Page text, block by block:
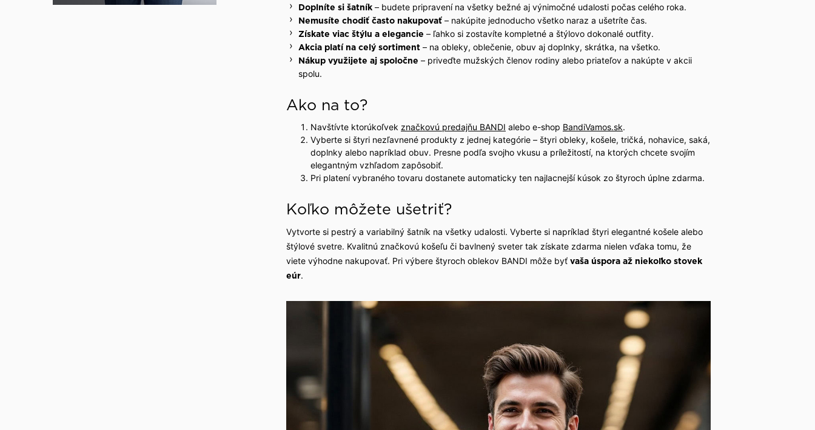
Doplníte si šatník – budete pripravení na všetky bežné aj výnimočné udalosti počas celého roka.
Nemusíte chodiť často nakupovať – nakúpite jednoducho všetko naraz a ušetríte čas.
Získate viac štýlu a elegancie – ľahko si zostavíte kompletné a štýlovo dokonalé outfity.
Akcia platí na celý sortiment – na obleky, oblečenie, obuv aj doplnky, skrátka, na všetko.
Nákup využijete aj spoločne – priveďte mužských členov rodiny alebo priateľov a nakúpte v akcii
spolu.
Ako na to?
Navštívte ktorúkoľvek značkovú predajňu BANDI alebo e-shop BandiVamos.sk.
Vyberte si štyri nezľavnené produkty z jednej kategórie – štyri obleky, košele, tričká, nohavice, saká,
doplnky alebo napríklad obuv. Presne podľa svojho vkusu a príležitostí, na ktorých chcete svojím
elegantným vzhľadom zapôsobiť.
Pri platení vybraného tovaru dostanete automaticky ten najlacnejší kúsok zo štyroch úplne zdarma.
Koľko môžete ušetriť?
Vytvorte si pestrý a variabilný šatník na všetky udalosti. Vyberte si napríklad štyri elegantné košele alebo
štýlové svetre. Kvalitnú značkovú košeľu či bavlnený sveter tak získate zdarma nielen vďaka tomu, že
viete výhodne nakupovať. Pri výbere štyroch oblekov BANDI môže byť vaša úspora až niekoľko stovek
eúr.